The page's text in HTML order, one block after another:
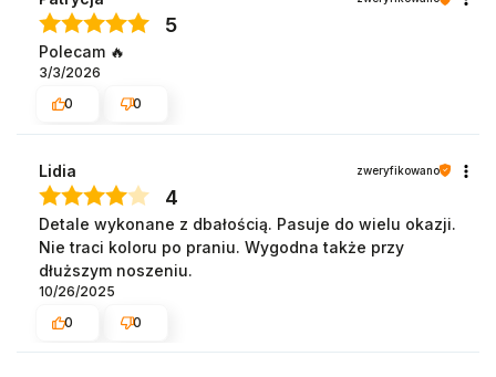
5
Polecam 🔥
3/3/2026
0
0
Lidia zweryfikowano
4
Detale wykonane z dbałością. Pasuje do wielu okazji.
Nie traci koloru po praniu. Wygodna także przy
dłuższym noszeniu.
10/26/2025
0
0